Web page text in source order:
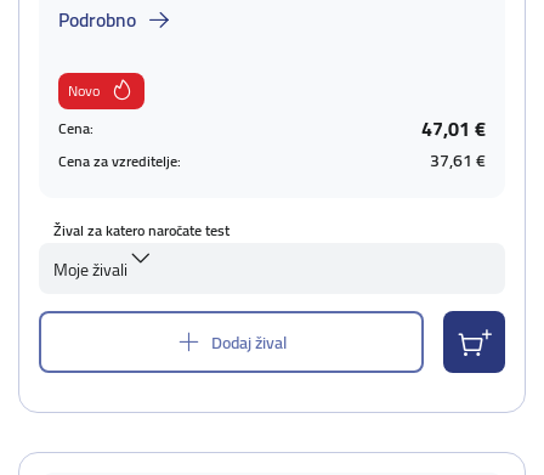
Podrobno
Novo
Cena:
47,01 €
Cena za vzreditelje: 37,61 €
Žival za katero naročate test
Moje živali
Dodaj žival